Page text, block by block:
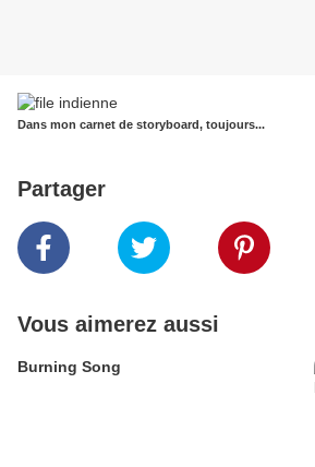
Dans mon carnet de storyboard, toujours...
Partager
Vous aimerez aussi
Burning Song